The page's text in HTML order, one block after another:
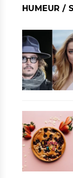
HUMEUR /